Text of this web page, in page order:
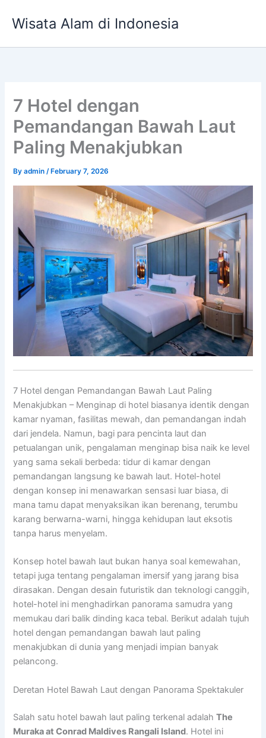
Wisata Alam di Indonesia
7 Hotel dengan
Pemandangan Bawah Laut
Paling Menakjubkan
Byadmin/ February 7, 2026
7 Hotel dengan Pemandangan Bawah Laut Paling
Menakjubkan – Menginap di hotel biasanya identik dengan
kamar nyaman, fasilitas mewah, dan pemandangan indah
dari jendela. Namun, bagi para pencinta laut dan
petualangan unik, pengalaman menginap bisa naik ke level
yang sama sekali berbeda: tidur di kamar dengan
pemandangan langsung ke bawah laut. Hotel-hotel
dengan konsep ini menawarkan sensasi luar biasa, di
mana tamu dapat menyaksikan ikan berenang, terumbu
karang berwarna-warni, hingga kehidupan laut eksotis
tanpa harus menyelam.
Konsep hotel bawah laut bukan hanya soal kemewahan,
tetapi juga tentang pengalaman imersif yang jarang bisa
dirasakan. Dengan desain futuristik dan teknologi canggih,
hotel-hotel ini menghadirkan panorama samudra yang
memukau dari balik dinding kaca tebal. Berikut adalah tujuh
hotel dengan pemandangan bawah laut paling
menakjubkan di dunia yang menjadi impian banyak
pelancong.
Deretan Hotel Bawah Laut dengan Panorama Spektakuler
Salah satu hotel bawah laut paling terkenal adalahThe
Muraka at Conrad Maldives Rangali Island. Hotel ini